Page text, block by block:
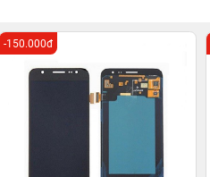
-150.000đ